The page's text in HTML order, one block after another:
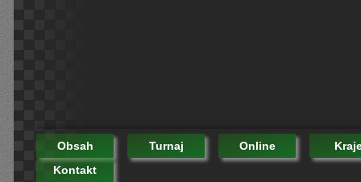
Obsah Turnaj Online
Kontakt